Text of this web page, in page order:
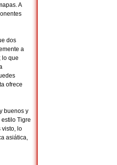
A
dos
a
lo que
ofrece
buenos y
Tigre
visto, lo
asiática,